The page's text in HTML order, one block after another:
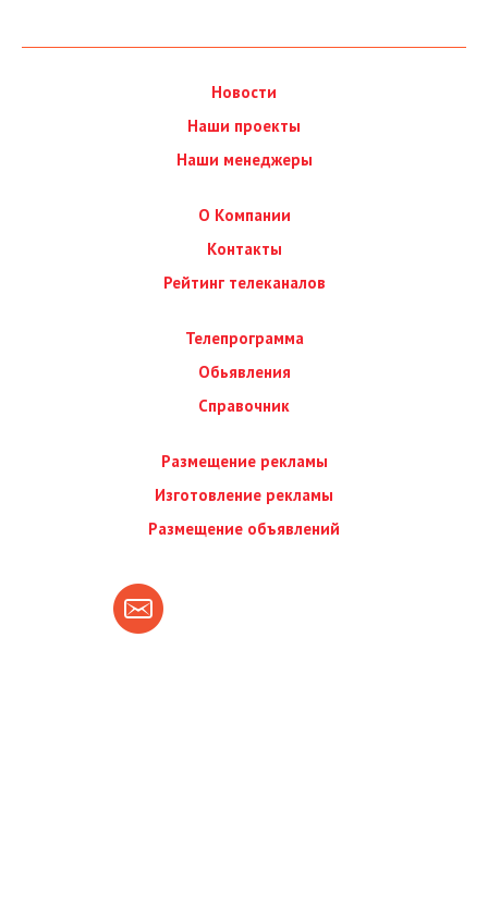
Новости
Наши проекты
Наши менеджеры
О Компании
Контакты
Рейтинг телеканалов
Телепрограмма
Обьявления
Справочник
Размещение рекламы
Изготовление рекламы
Размещение объявлений